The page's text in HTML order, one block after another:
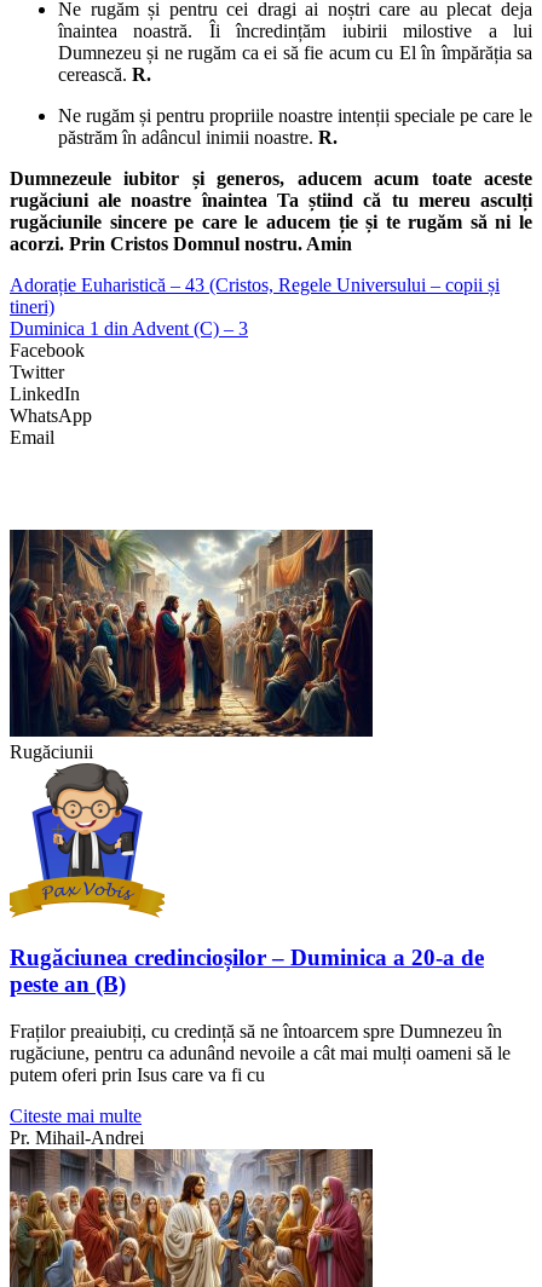
Ne rugăm și pentru cei dragi ai noștri care au plecat deja
înaintea noastră. Îi încredințăm iubirii milostive a lui
Dumnezeu și ne rugăm ca ei să fie acum cu El în împărăția sa
cerească. R.
Ne rugăm și pentru propriile noastre intenții speciale pe care le
păstrăm în adâncul inimii noastre. R.
Dumnezeule iubitor și generos, aducem acum toate aceste
rugăciuni ale noastre înaintea Ta știind că tu mereu asculți
rugăciunile sincere pe care le aducem ție și te rugăm să ni le
acorzi. Prin Cristos Domnul nostru. Amin
Adorație Euharistică – 43 (Cristos, Regele Universului – copii și
tineri)
Duminica 1 din Advent (C) – 3
Facebook
Twitter
LinkedIn
WhatsApp
Email
Rugăciunii
Rugăciunea credincioșilor – Duminica a 20-a de
peste an (B)
Fraților preaiubiți, cu credință să ne întoarcem spre Dumnezeu în
rugăciune, pentru ca adunând nevoile a cât mai mulți oameni să le
putem oferi prin Isus care va fi cu
Citeste mai multe
Pr. Mihail-Andrei